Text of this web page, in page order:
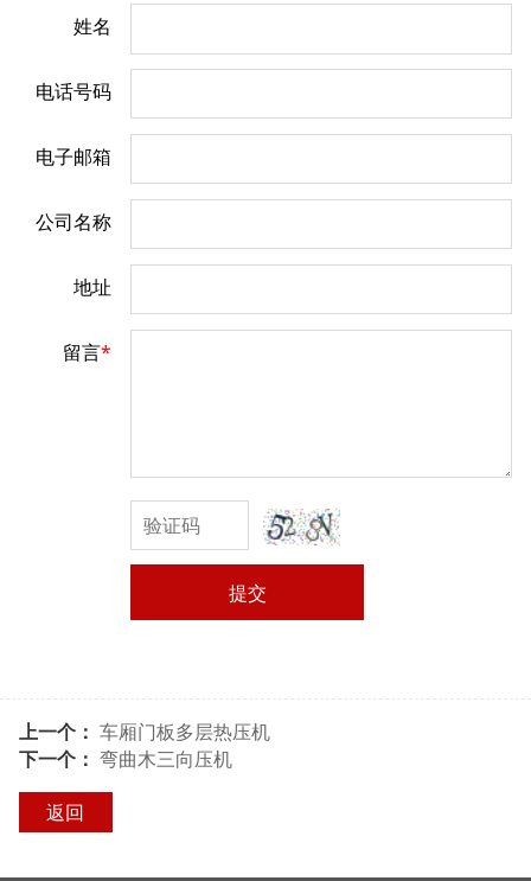
姓名
电话号码
电子邮箱
公司名称
地址
留言*
提交
上一个： 车厢门板多层热压机
下一个： 弯曲木三向压机
返回